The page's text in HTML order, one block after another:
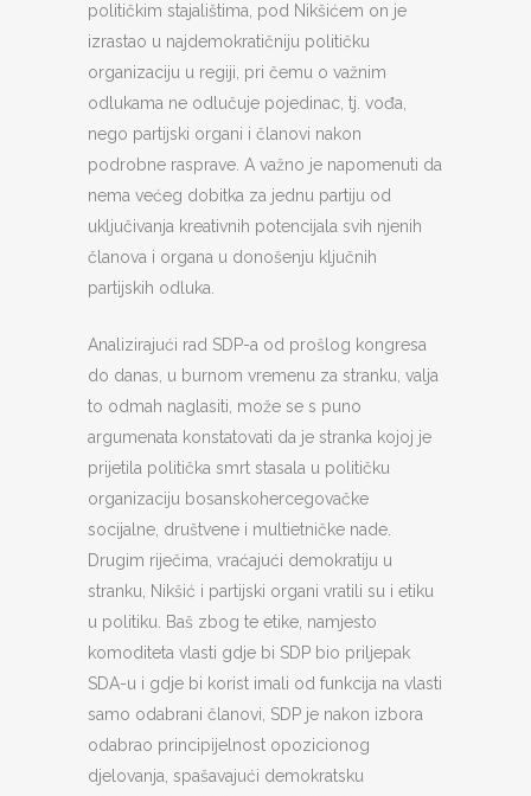
političkim stajalištima, pod Nikšićem on je
izrastao u najdemokratičniju političku
organizaciju u regiji, pri čemu o važnim
odlukama ne odlučuje pojedinac, tj. vođa,
nego partijski organi i članovi nakon
podrobne rasprave. A važno je napomenuti da
nema većeg dobitka za jednu partiju od
uključivanja kreativnih potencijala svih njenih
članova i organa u donošenju ključnih
partijskih odluka.
Analizirajući rad SDP-a od prošlog kongresa
do danas, u burnom vremenu za stranku, valja
to odmah naglasiti, može se s puno
argumenata konstatovati da je stranka kojoj je
prijetila politička smrt stasala u političku
organizaciju bosanskohercegovačke
socijalne, društvene i multietničke nade.
Drugim riječima, vraćajući demokratiju u
stranku, Nikšić i partijski organi vratili su i etiku
u politiku. Baš zbog te etike, namjesto
komoditeta vlasti gdje bi SDP bio priljepak
SDA-u i gdje bi korist imali od funkcija na vlasti
samo odabrani članovi, SDP je nakon izbora
odabrao principijelnost opozicionog
djelovanja, spašavajući demokratsku